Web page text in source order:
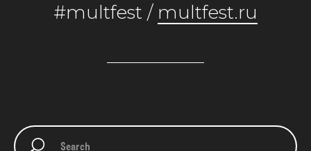
#multfest / multfest.ru